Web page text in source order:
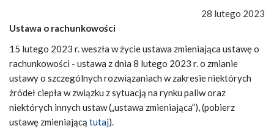
28 lutego 2023
Ustawa o rachunkowości
15 lutego 2023 r. weszła w życie ustawa zmieniająca ustawę o
rachunkowości - ustawa z dnia 8 lutego 2023 r. o zmianie
ustawy o szczególnych rozwiązaniach w zakresie niektórych
źródeł ciepła w związku z sytuacją na rynku paliw oraz
niektórych innych ustaw („ustawa zmieniająca”), (pobierz
ustawę zmieniającą tutaj).